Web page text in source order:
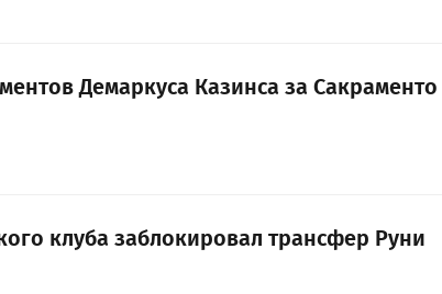
Демаркуса Казинса за Сакраменто
клуба заблокировал трансфер Руни